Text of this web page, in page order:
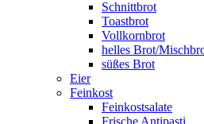
Schnittbrot
Toastbrot
Vollkornbrot
helles Brot/
süßes Brot
Eier
Feinkost
Feinkostsalate
Frische Antipasti